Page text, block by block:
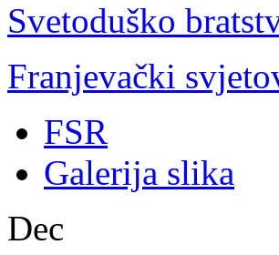
Svetoduško
Franjevački
FSR
Galerija slika
Dec